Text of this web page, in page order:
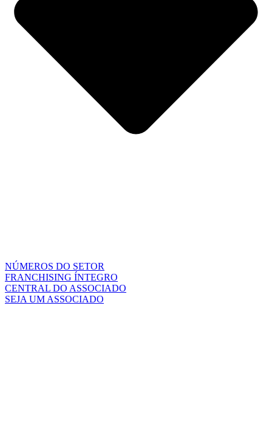
NÚMEROS DO SETOR
FRANCHISING ÍNTEGRO
CENTRAL DO ASSOCIADO
SEJA UM ASSOCIADO